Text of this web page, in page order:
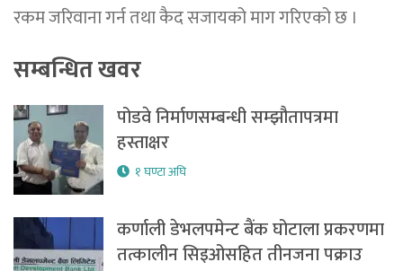
रकम जरिवाना गर्न तथा कैद सजायको माग गरिएको छ ।
सम्बन्धित खवर
पोडवे निर्माणसम्बन्धी सम्झौतापत्रमा
हस्ताक्षर
१ घण्टा अघि
कर्णाली डेभलपमेन्ट बैंक घोटाला प्रकरणमा
तत्कालीन सिइओसहित तीनजना पक्राउ